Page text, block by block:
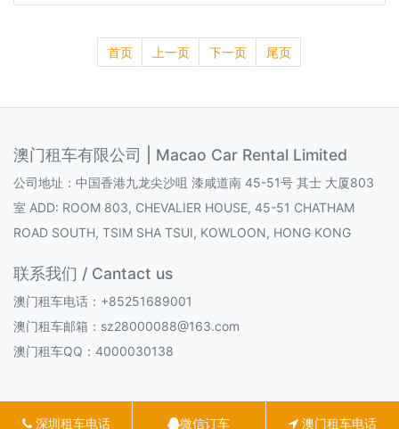
首页 上一页 下一页 尾页
澳门租车有限公司 | Macao Car Rental Limited
公司地址：中国香港九龙尖沙咀 漆咸道南 45-51号 其士 大厦803
室 ADD: ROOM 803, CHEVALIER HOUSE, 45-51 CHATHAM
ROAD SOUTH, TSIM SHA TSUI, KOWLOON, HONG KONG
联系我们 / Cantact us
澳门租车电话：+85251689001
澳门租车邮箱：sz28000088@163.com
澳门租车QQ：4000030138
深圳租车电话 微信订车 澳门租车电话